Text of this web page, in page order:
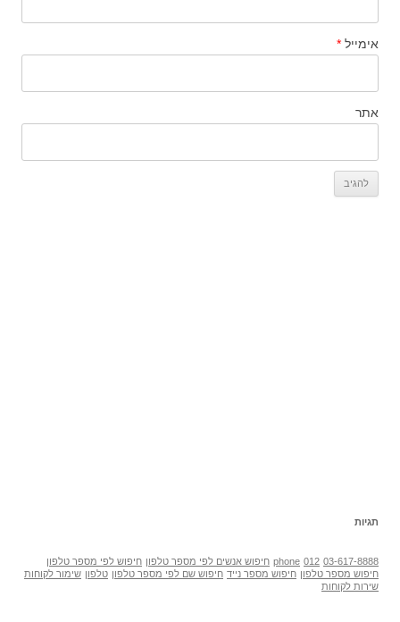
אימייל *
אתר
תגיות
03-617-8888
012
phone חיפוש אנשים לפי מספר טלפון חיפוש לפי מספר טלפון
חיפוש מספר טלפון חיפוש מספר נייד חיפוש שם לפי מספר טלפון טלפון שימור לקוחות
שירות לקוחות